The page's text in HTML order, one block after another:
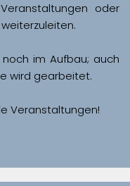
oder
im Aufbau; auch
Veranstaltungen!